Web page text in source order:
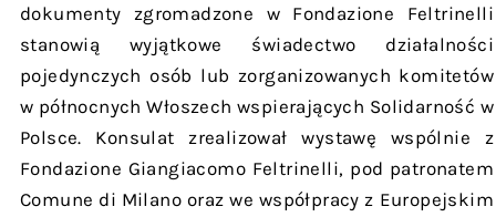
dokumenty zgromadzone w Fondazione Feltrinelli
stanowią wyjątkowe świadectwo działalności
pojedynczych osób lub zorganizowanych komitetów
w północnych Włoszech wspierających Solidarność w
Polsce. Konsulat zrealizował wystawę wspólnie z
Fondazione Giangiacomo Feltrinelli, pod patronatem
Comune di Milano oraz we współpracy z Europejskim